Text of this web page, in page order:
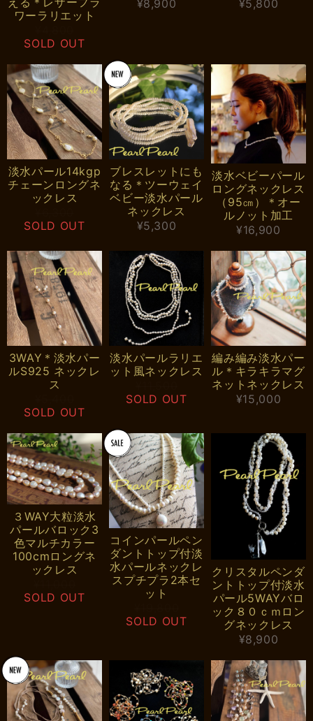
ワーラリエット
SOLD OUT
¥8,900
¥5,800
淡水パール14kgp
チェーンロングネ
ックレス
SOLD OUT
ブレスレットにも
なる＊ツーウェイ
ベビー淡水パール
ネックレス
¥5,300
淡水ベビーパール
ロングネックレス
（95㎝）＊オー
ルノット加工
¥16,900
3WAY＊淡水パー
ルS925 ネックレ
ス
SOLD OUT
淡水パールラリエ
ット風ネックレス
SOLD OUT
編み編み淡水パー
ル＊キラキラマグ
ネットネックレス
¥15,000
３WAY大粒淡水
パールバロック3
色マルチカラー
100cmロングネ
ックレス
SOLD OUT
コインパールペン
ダントトップ付淡
水パールネックレ
スプチプラ2本セ
ット
SOLD OUT
クリスタルペンダ
ントトップ付淡水
パール5WAYバロ
ック８０ｃｍロン
グネックレス
¥8,900